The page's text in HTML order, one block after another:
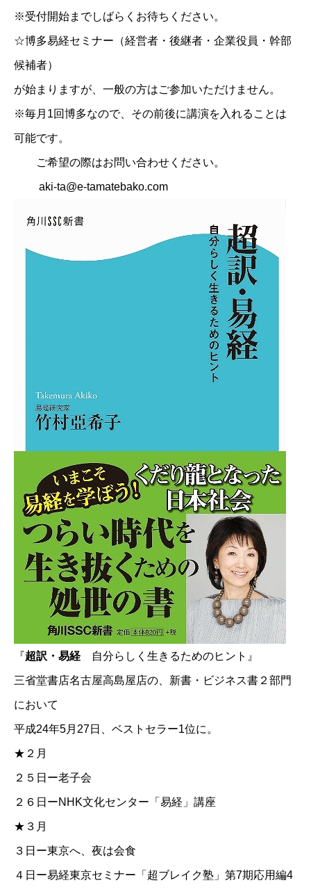
※受付開始までしばらくお待ちください。
☆博多易経セミナー（経営者・後継者・企業役員・幹部
候補者）
が始まりますが、一般の方はご参加いただけません。
※毎月1回博多なので、その前後に講演を入れることは
可能です。
ご希望の際はお問い合わせください。
aki-ta@e-tamatebako.com
『超訳・易経 自分らしく生きるためのヒント』
三省堂書店名古屋高島屋店の、新書・ビジネス書２部門
において
平成24年5月27日、ベストセラー1位に。
★２月
２５日ー老子会
２６日ーNHK文化センター「易経」講座
★３月
３日ー東京へ、夜は会食
４日ー易経東京セミナー「超ブレイク塾」第7期応用編4